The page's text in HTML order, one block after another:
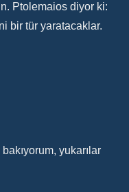
Ptolemaios diyor ki:
bir tür yaratacaklar.
yukarılar